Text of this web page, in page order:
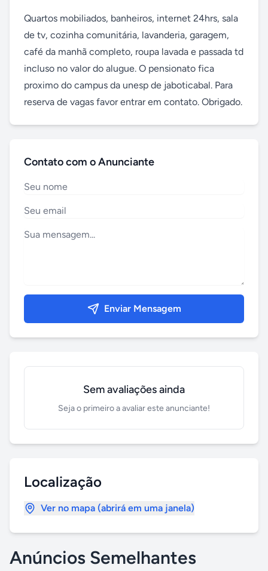
Quartos mobiliados, banheiros, internet 24hrs, sala
de tv, cozinha comunitária, lavanderia, garagem,
café da manhã completo, roupa lavada e passada td
incluso no valor do alugue. O pensionato fica
proximo do campus da unesp de jaboticabal. Para
reserva de vagas favor entrar em contato. Obrigado.
Contato com o Anunciante
Enviar Mensagem
Sem avaliações ainda
Seja o primeiro a avaliar este anunciante!
Localização
Ver no mapa (abrirá em uma janela)
Anúncios Semelhantes